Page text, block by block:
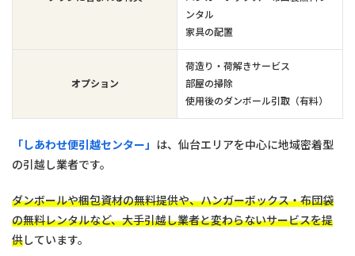
ンタル
家具の配置
オプション
荷造り・荷解きサービス
部屋の掃除
使用後のダンボール引取（有料）
「しあわせ便引越センター」 は、仙台エリアを中心に地域密着型
の引越し業者です。
ダンボールや梱包資材の無料提供や、ハンガーボックス・布団袋
の無料レンタルなど、大手引越し業者と変わらないサービスを提
供しています。